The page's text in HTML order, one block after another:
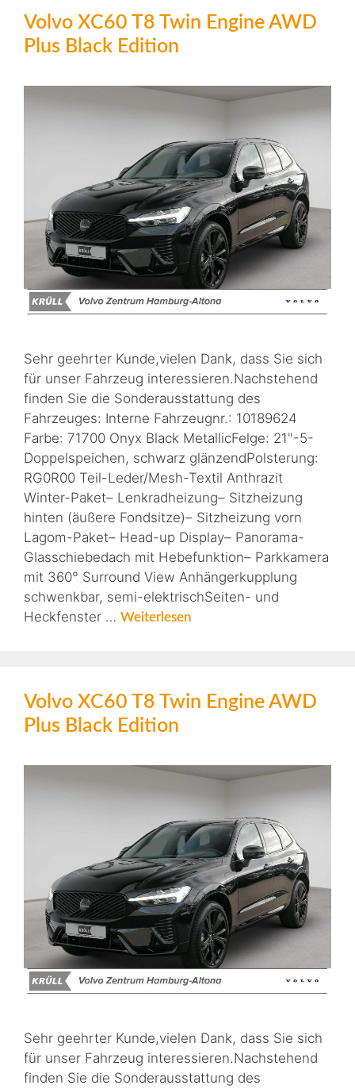
Volvo XC60 T8 Twin Engine AWD
Plus Black Edition
Sehr geehrter Kunde,vielen Dank, dass Sie sich
für unser Fahrzeug interessieren.Nachstehend
finden Sie die Sonderausstattung des
Fahrzeuges: Interne Fahrzeugnr.: 10189624
Farbe: 71700 Onyx Black MetallicFelge: 21"-5-
Doppelspeichen, schwarz glänzendPolsterung:
RG0R00 Teil-Leder/Mesh-Textil Anthrazit
Winter-Paket– Lenkradheizung– Sitzheizung
hinten (äußere Fondsitze)– Sitzheizung vorn
Lagom-Paket– Head-up Display– Panorama-
Glasschiebedach mit Hebefunktion– Parkkamera
mit 360° Surround View Anhängerkupplung
schwenkbar, semi-elektrischSeiten- und
Heckfenster … Weiterlesen
Volvo XC60 T8 Twin Engine AWD
Plus Black Edition
Sehr geehrter Kunde,vielen Dank, dass Sie sich
für unser Fahrzeug interessieren.Nachstehend
finden Sie die Sonderausstattung des